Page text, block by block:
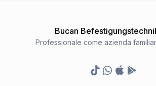
Categoria
8.8 Stahl blank
Bucan
Professionale come azienda
TikTokWhatsapp
Appstore
Google